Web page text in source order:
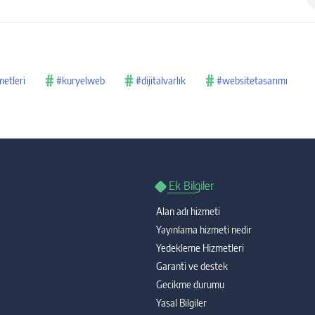
#kuryelweb #dijitalvarlık #websitetasarımı
Ek Bilgiler
Alan adı hizmeti
Yayınlama hizmeti nedir
Yedekleme Hizmetleri
Garanti ve destek
Gecikme durumu
Yasal Bilgiler